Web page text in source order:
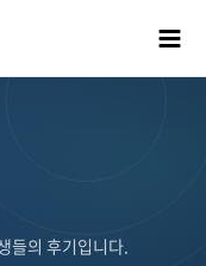
들의 후기입니다.